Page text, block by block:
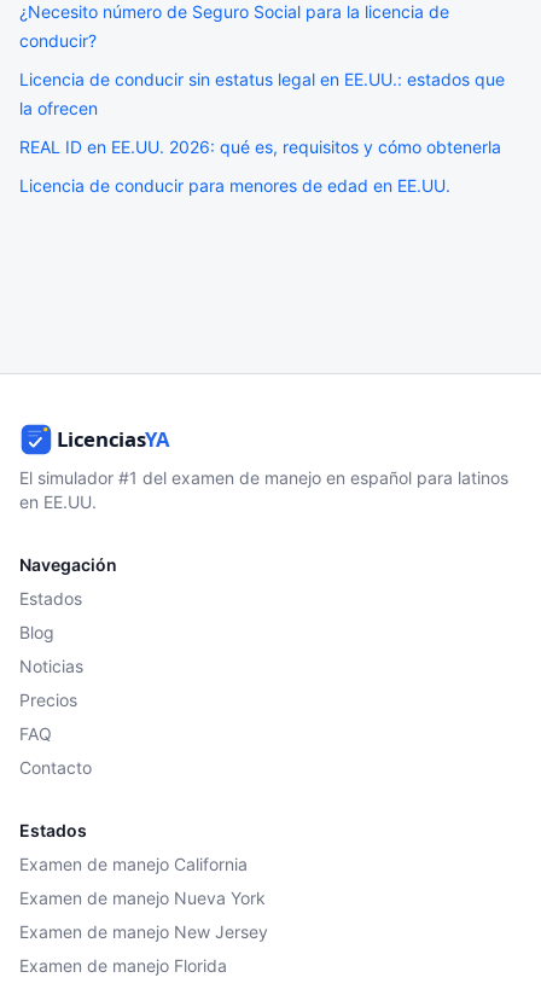
¿Necesito número de Seguro Social para la licencia de
conducir?
Licencia de conducir sin estatus legal en EE.UU.: estados que
la ofrecen
REAL ID en EE.UU. 2026: qué es, requisitos y cómo obtenerla
Licencia de conducir para menores de edad en EE.UU.
El simulador #1 del examen de manejo en español para latinos
en EE.UU.
Navegación
Estados
Blog
Noticias
Precios
FAQ
Contacto
Estados
Examen de manejo California
Examen de manejo Nueva York
Examen de manejo New Jersey
Examen de manejo Florida